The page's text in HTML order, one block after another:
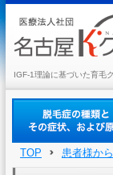
IGF-1理論に基づいた育毛
TOP 患者様か